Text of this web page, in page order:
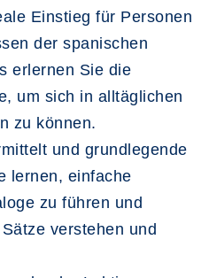
Einstieg für Personen
der spanischen
erlernen Sie die
um sich in alltäglichen
zu können.
und grundlegende
lernen, einfache
zu führen und
verstehen und